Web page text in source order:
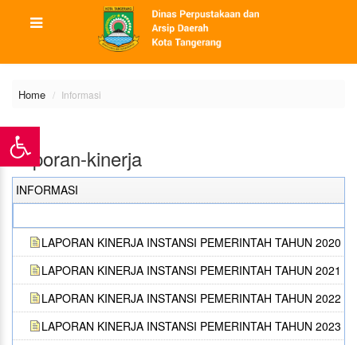
Home Informasi
Laporan-kinerja
INFORMASI
LAPORAN KINERJA INSTANSI PEMERINTAH TAHUN 2020
LAPORAN KINERJA INSTANSI PEMERINTAH TAHUN 2021
LAPORAN KINERJA INSTANSI PEMERINTAH TAHUN 2022
LAPORAN KINERJA INSTANSI PEMERINTAH TAHUN 2023